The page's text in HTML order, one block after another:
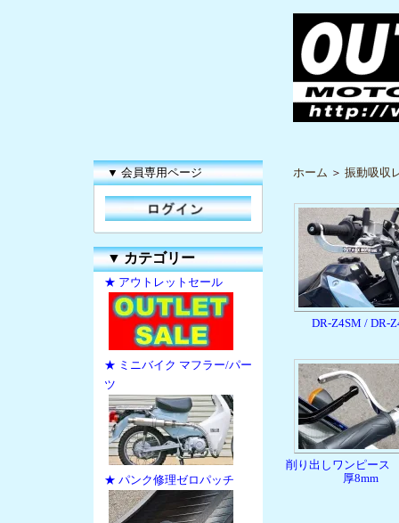
▼ 会員専用ページ
▼カテゴリー
★ アウトレットセール
★ ミニバイク マフラー/パー
ツ
★ パンク修理ゼロパッチ
ホーム ＞ 振動吸収
DR-Z4SM / DR-
削り出しワンピ
厚8mm